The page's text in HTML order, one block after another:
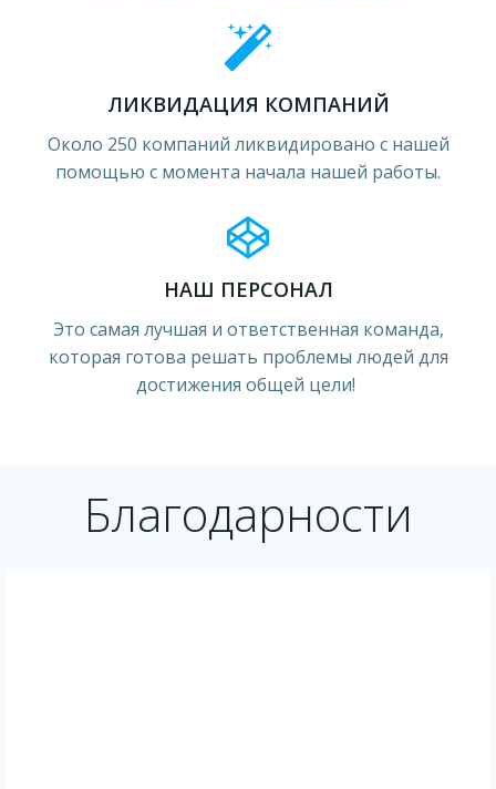
ЛИКВИДАЦИЯ КОМПАНИЙ
Около 250 компаний ликвидировано с нашей
помощью с момента начала нашей работы.
НАШ ПЕРСОНАЛ
Это самая лучшая и ответственная команда,
которая готова решать проблемы людей для
достижения общей цели!
Благодарности